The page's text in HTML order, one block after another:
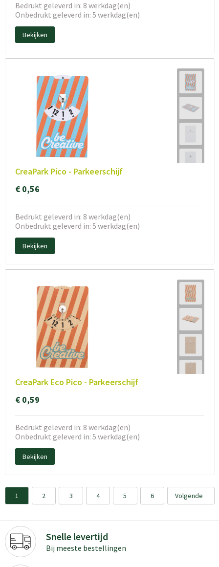
Bedrukt geleverd in: 8 werkdag(en)
Onbedrukt geleverd in: 5 werkdag(en)
Bekijken
CreaPark Pico - Parkeerschijf
€ 0,56
Bedrukt geleverd in: 8 werkdag(en)
Onbedrukt geleverd in: 5 werkdag(en)
Bekijken
CreaPark Eco Pico - Parkeerschijf
€ 0,59
Bedrukt geleverd in: 8 werkdag(en)
Onbedrukt geleverd in: 5 werkdag(en)
Bekijken
1 2 3 4 5 6 Volgende
Snelle levertijd
Bij meeste bestellingen